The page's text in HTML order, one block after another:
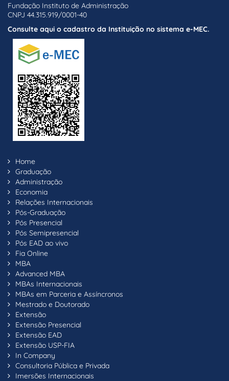
Fundação Instituto de Administração
CNPJ 44.315.919/0001-40
Consulte aqui o cadastro da Instituição no sistema e-MEC.
Home
Graduação
Administração
Economia
Relações Internacionais
Pós-Graduação
Pós Presencial
Pós Semipresencial
Pós EAD ao vivo
Fia Online
MBA
Advanced MBA
MBAs Internacionais
MBAs em Parceria e Assíncronos
Mestrado e Doutorado
Extensão
Extensão Presencial
Extensão EAD
Extensão USP-FIA
In Company
Consultoria Pública e Privada
Imersões Internacionais